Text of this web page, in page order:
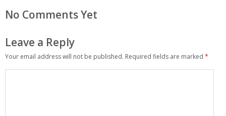
No Comments Yet
Leave a Reply
Your email address will not be published. Required fields are marked *